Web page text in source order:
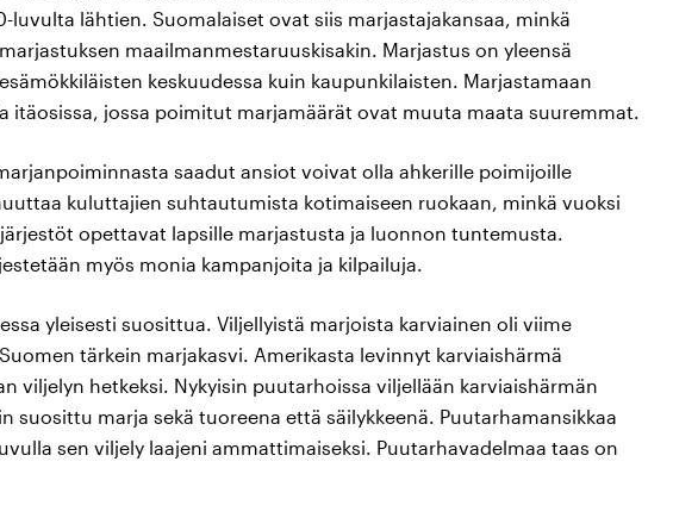
luvulta lähtien. Suomalaiset ovat siis marjastajakansaa, minkä
maailmanmestaruuskisakin. Marjastus on yleensä
keskuudessa kuin kaupunkilaisten. Marjastamaan
itäosissa, jossa poimitut marjamäärät ovat muuta maata suuremmat.
saadut ansiot voivat olla ahkerille poimijoille
kuluttajien suhtautumista kotimaiseen ruokaan, minkä vuoksi
opettavat lapsille marjastusta ja luonnon tuntemusta.
myös monia kampanjoita ja kilpailuja.
yleisesti suosittua. Viljellyistä marjoista karviainen oli viime
tärkein marjakasvi. Amerikasta levinnyt karviaishärmä
viljelyn hetkeksi. Nykyisin puutarhoissa viljellään karviaishärmän
suosittu marja sekä tuoreena että säilykkeenä. Puutarhamansikkaa
sen viljely laajeni ammattimaiseksi. Puutarhavadelmaa taas on